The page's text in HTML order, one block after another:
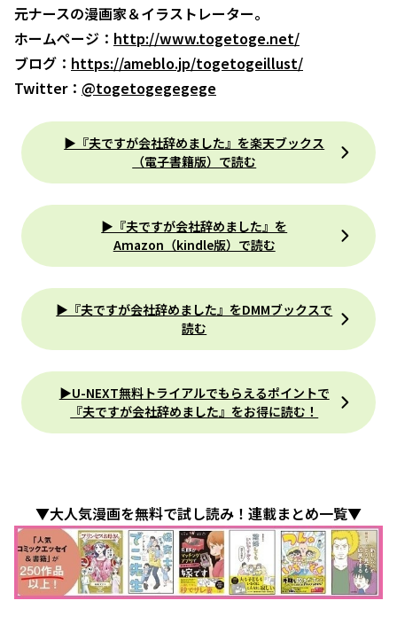
元ナースの漫画家＆イラストレーター。
ホームページ： http://www.togetoge.net/
ブログ： https://ameblo.jp/togetogeillust/
Twitter： @togetogegegege
▶『夫ですが会社辞めました』を楽天ブックス
（電子書籍版）で読む
▶『夫ですが会社辞めました』を
Amazon（kindle版）で読む
▶『夫ですが会社辞めました』をDMMブックスで
読む
▶U-NEXT無料トライアルでもらえるポイントで
『夫ですが会社辞めました』をお得に読む！
▼大人気漫画を無料で試し読み！連載まとめ一覧▼